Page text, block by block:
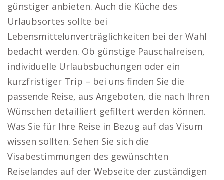
günstiger anbieten. Auch die Küche des
Urlaubsortes sollte bei
Lebensmittelunverträglichkeiten bei der Wahl
bedacht werden. Ob günstige Pauschalreisen,
individuelle Urlaubsbuchungen oder ein
kurzfristiger Trip – bei uns finden Sie die
passende Reise, aus Angeboten, die nach Ihren
Wünschen detailliert gefiltert werden können.
Was Sie für Ihre Reise in Bezug auf das Visum
wissen sollten. Sehen Sie sich die
Visabestimmungen des gewünschten
Reiselandes auf der Webseite der zuständigen